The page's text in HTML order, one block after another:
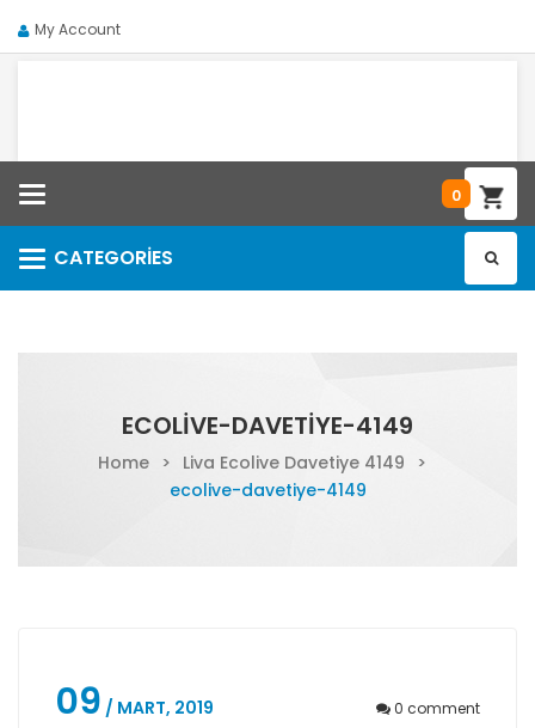
My Account
0
CATEGORIES
Categories
ECOLIVE-DAVETIYE-4149
Home > Liva Ecolive Davetiye 4149
>
ecolive-davetiye-4149
09 / MART, 2019 0 comment